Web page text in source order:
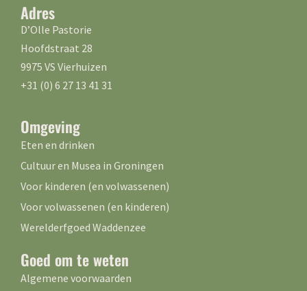
Adres
D’Olle Pastorie
Hoofdstraat 28
9975 VS Vierhuizen
+31 (0) 6 27 13 41 31
Omgeving
Eten en drinken
Cultuur en Musea in Groningen
Voor kinderen (en volwassenen)
Voor volwassenen (en kinderen)
Werelderfgoed Waddenzee
Goed om te weten
Algemene voorwaarden